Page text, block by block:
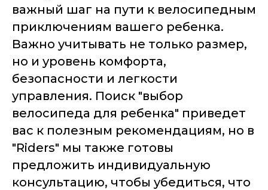
важный шаг на пути к велосипедным
приключениям вашего ребенка.
Важно учитывать не только размер,
но и уровень комфорта,
безопасности и легкости
управления. Поиск "выбор
велосипеда для ребенка" приведет
вас к полезным рекомендациям, но в
"Riders" мы также готовы
предложить индивидуальную
консультацию, чтобы убедиться, что